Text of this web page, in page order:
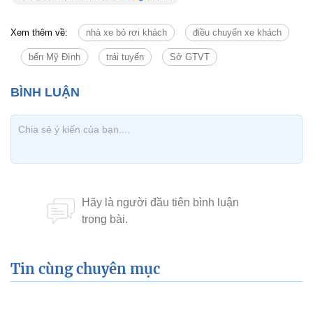
Xem thêm về: nhà xe bỏ rơi khách điều chuyển xe khách
bến Mỹ Đình trái tuyến Sở GTVT
Tin cùng chuyên mục